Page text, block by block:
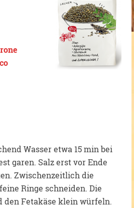
Wasser etwa 15 min bei
garen. Salz erst vor Ende
Zwischenzeitlich die
Ringe schneiden. Die
den Fetakäse klein würfeln.